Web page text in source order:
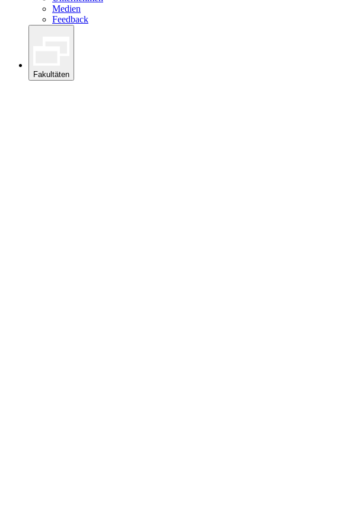
Medien
Feedback
Fakultäten